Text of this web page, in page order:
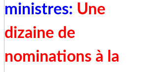
ministres: Une
dizaine de
nominations à la